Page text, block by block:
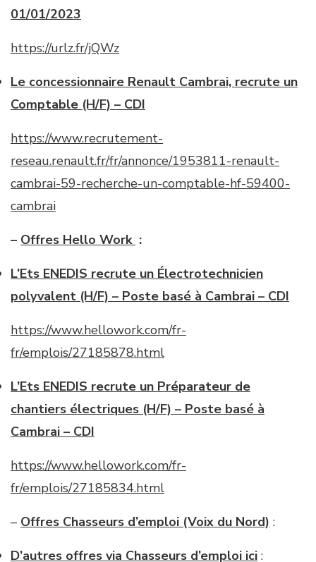
01/01/2023
https://urlz.fr/jQWz
Le concessionnaire Renault Cambrai, recrute un
Comptable (H/F) – CDI
https://www.recrutement-
reseau.renault.fr/fr/annonce/1953811-renault-
cambrai-59-recherche-un-comptable-hf-59400-
cambrai
– Offres Hello Work :
L’Ets ENEDIS recrute un Électrotechnicien
polyvalent (H/F) – Poste basé à Cambrai – CDI
https://www.hellowork.com/fr-
fr/emplois/27185878.html
L’Ets ENEDIS recrute un Préparateur de
chantiers électriques (H/F) – Poste basé à
Cambrai – CDI
https://www.hellowork.com/fr-
fr/emplois/27185834.html
– Offres Chasseurs d’emploi (Voix du Nord) :
D’autres offres via Chasseurs d’emploi ici :